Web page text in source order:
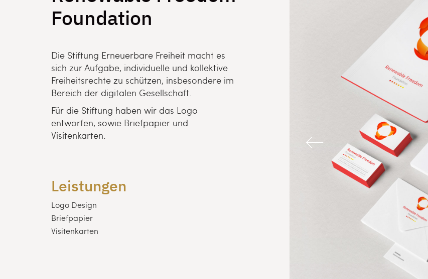
Foundation
Die Stiftung Erneuerbare Freiheit macht es
sich zur Aufgabe, individuelle und kollektive
Freiheitsrechte zu schützen, insbesondere im
Bereich der digitalen Gesellschaft.
Für die Stiftung haben wir das Logo
entworfen, sowie Briefpapier und
Visitenkarten.
Leistungen
Logo Design
Briefpapier
Visitenkarten